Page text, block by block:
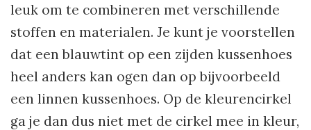
leuk om te combineren met verschillende
stoffen en materialen. Je kunt je voorstellen
dat een blauwtint op een zijden kussenhoes
heel anders kan ogen dan op bijvoorbeeld
een linnen kussenhoes. Op de kleurencirkel
ga je dan dus niet met de cirkel mee in kleur,